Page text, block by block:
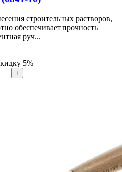
строительных растворов,
обеспечивает прочность
руч...
5%
+